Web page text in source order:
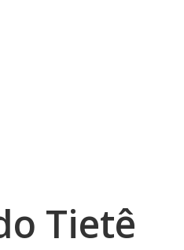
Tietê